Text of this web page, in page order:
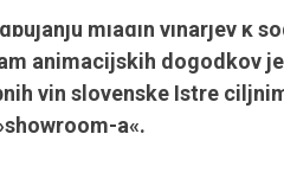
mladih vinarjev k
animacijskih dogodkov
vin slovenske Istre
a«.